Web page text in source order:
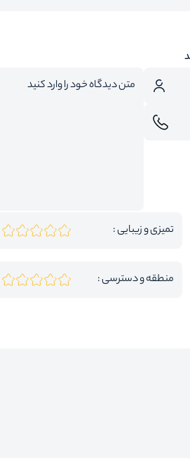
تمیزی و زیبایی :
منطقه و دسترسی :